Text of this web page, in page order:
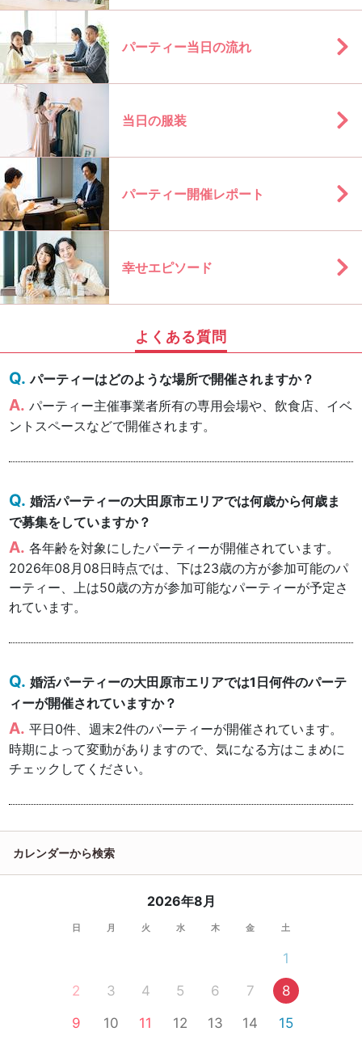
パーティー当日の流れ
当日の服装
パーティー開催レポート
幸せエピソード
よくある質問
パーティーはどのような場所で開催されますか？
パーティー主催事業者所有の専用会場や、飲食店、イベ
ントスペースなどで開催されます。
婚活パーティーの大田原市エリアでは何歳から何歳ま
で募集をしていますか？
各年齢を対象にしたパーティーが開催されています。
2026年08月08日時点では、下は23歳の方が参加可能のパ
ーティー、上は50歳の方が参加可能なパーティーが予定さ
れています。
婚活パーティーの大田原市エリアでは1日何件のパーテ
ィーが開催されていますか？
平日0件、週末2件のパーティーが開催されています。
時期によって変動がありますので、気になる方はこまめに
チェックしてください。
カレンダーから検索
2026年8月
日 月 火 水 木 金 土
1
2
3 4 5 6 7
8
9
10 11 12 13 14
15